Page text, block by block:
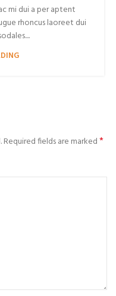
mi dui a per aptent
rhoncus laoreet dui
Required fields are marked*